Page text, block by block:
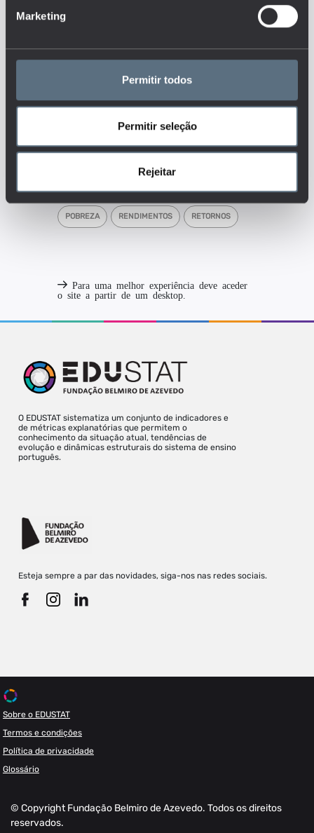
Marketing
Permitir todos
Permitir seleção
Rejeitar
conjunto que responde às
Qual a evolução da
pelas famílias mais
POBREZA RENDIMENTOS RETORNOS
Para uma melhor experiência deve aceder
o site a partir de um desktop.
O EDUSTAT sistematiza um conjunto de indicadores e
de métricas explanatórias que permitem o
conhecimento da situação atual, tendências de
evolução e dinâmicas estruturais do sistema de ensino
português.
Esteja sempre a par das novidades, siga-nos nas redes sociais.
Sobre o EDUSTAT
Termos e condições
Política de privacidade
Glossário
© Copyright Fundação Belmiro de Azevedo. Todos os direitos
reservados.